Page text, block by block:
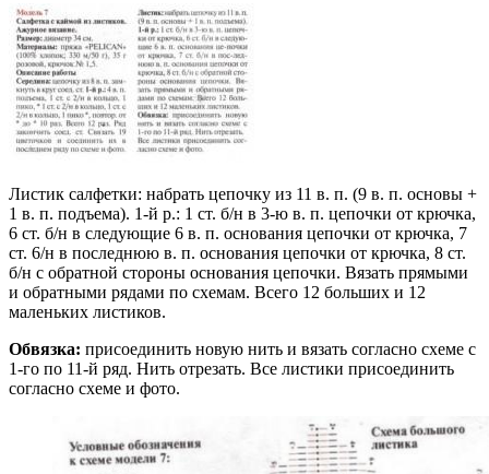
Листик салфетки: набрать цепочку из 11 в. п. (9 в. п. основы +
1 в. п. подъема). 1-й p.: 1 ст. б/н в 3-ю в. п. цепочки от крючка,
6 ст. б/н в следующие 6 в. п. основания цепочки от крючка, 7
ст. 6/н в последнюю в. п. основания цепочки от крючка, 8 ст.
б/н с обратной стороны основания цепочки. Вязать прямыми
и обратными рядами по схемам. Всего 12 больших и 12
маленьких листиков.
Обвязка: присоединить новую нить и вязать согласно схеме с
1-го по 11-й ряд. Нить отрезать. Все листики присоединить
согласно схеме и фото.